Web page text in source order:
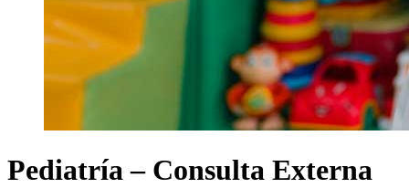
Pediatría – Consulta Externa